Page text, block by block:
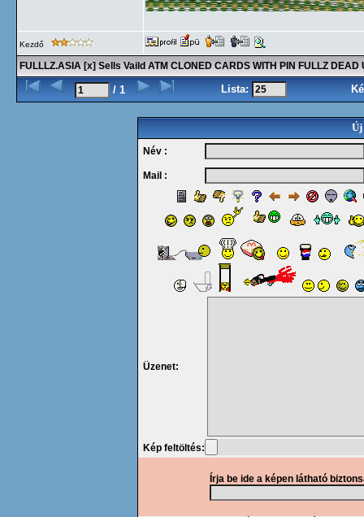
Kezdő
FULLLZ.ASIA [x] Sells Vaild ATM CLONED CARDS WITH PIN FULLZ
/ 1 Lista:
Új
Név :
Mail :
Üzenet:
Kép feltöltés:
Írja be ide a képen látható